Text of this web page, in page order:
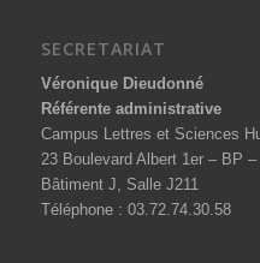
SECRETARIAT
Véronique Dieudonné
Référente administrative
Campus Lettres et Sciences
23 Boulevard Albert 1er – BP
Bâtiment J, Salle J211
Téléphone : 03.72.74.30.58